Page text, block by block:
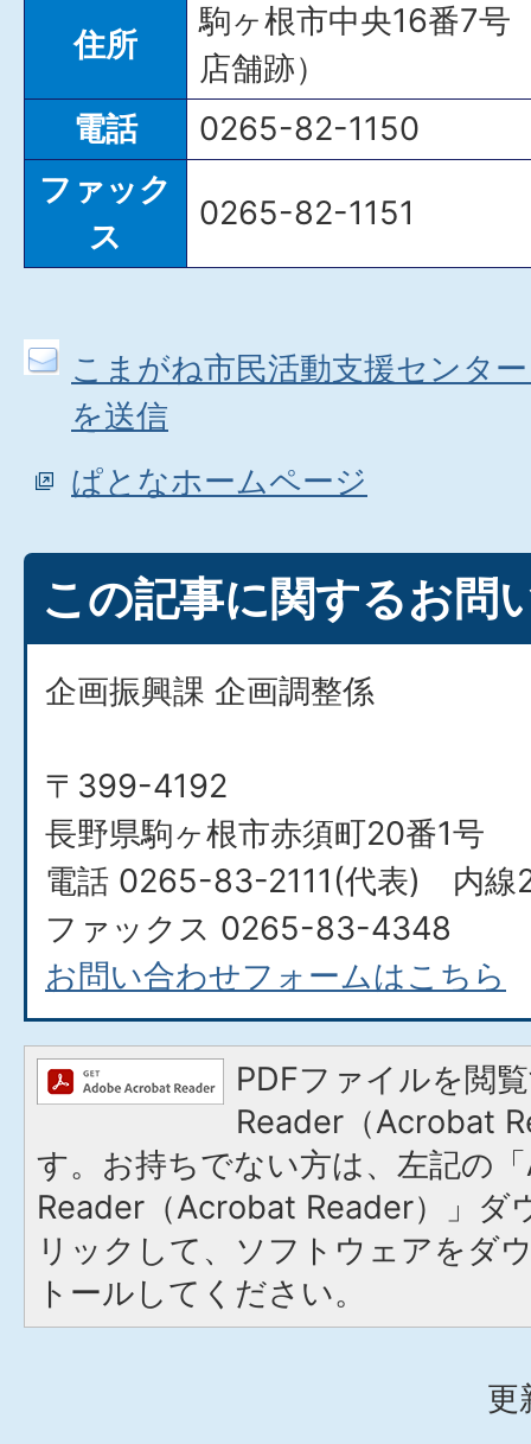
住所
駒ヶ根市中央16番7号
店舗跡）
電話
0265-82-1150
ファック
ス
0265-82-1151
こまがね市民活動支援センタ
を送信
ぱとなホームページ
この記事に関するお問
企画振興課 企画調整係
〒399-4192
長野県駒ヶ根市赤須町20番1号
電話 0265-83-2111(代表) 内線
ファックス 0265-83-4348​​​​​​​
お問い合わせフォームはこちら
PDFファイルを閲
Reader（Acrobat
す。お持ちでない方は、左記の
Reader（Acrobat Reader）」ダ
リックして、ソフトウェアをダ
トールしてください。
更